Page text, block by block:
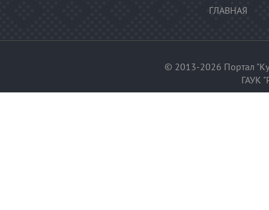
ГЛАВНАЯ
© 2013-2026 Портал
ГАУК